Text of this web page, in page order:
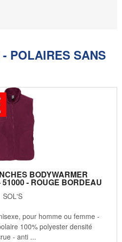
POLAIRES SANS
BODYWARMER
- ROUGE BORDEAU
SOL'S
pour homme ou femme -
100% polyester densité
- anti ...